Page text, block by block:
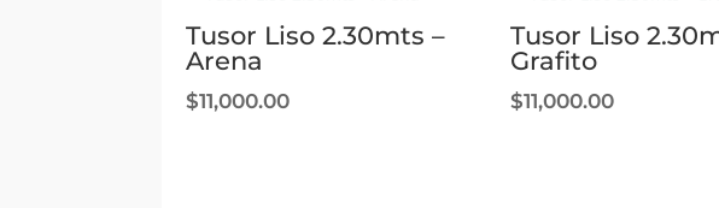
Tusor Liso 2.30mts –
Arena
$11,000.00
Tusor Liso
Grafito
$11,000.00